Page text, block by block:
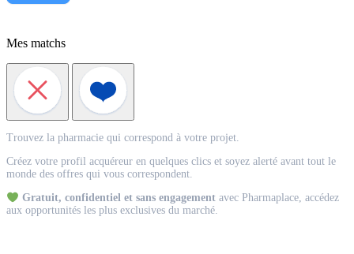
Mes matchs
Acquéreur
Trouvez la pharmacie qui correspond à votre projet.
Créez votre profil acquéreur en quelques clics et soyez alerté avant tout le
monde des offres qui vous correspondent.
Gratuit, confidentiel et sans engagementavec Pharmaplace, accédez
aux opportunités les plus exclusives du marché.